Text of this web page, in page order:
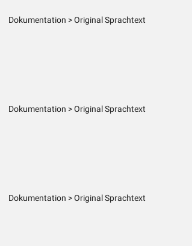
Dokumentation > Original Sprachtext
Dokumentation > Original Sprachtext
Dokumentation > Original Sprachtext